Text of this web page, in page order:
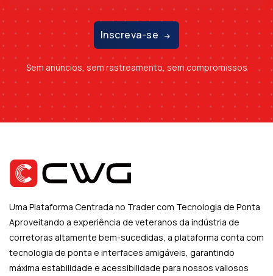
Inscreva-se
Sem anúncios, sem rastreamento, sem compromissos
Uma Plataforma Centrada no Trader com Tecnologia de Ponta
Aproveitando a experiência de veteranos da indústria de
corretoras altamente bem-sucedidas, a plataforma conta com
tecnologia de ponta e interfaces amigáveis, garantindo
máxima estabilidade e acessibilidade para nossos valiosos